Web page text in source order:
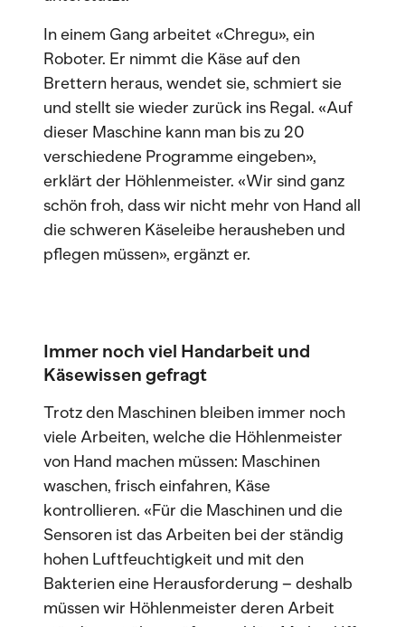
In einem Gang arbeitet «Chregu», ein
Roboter. Er nimmt die Käse auf den
Brettern heraus, wendet sie, schmiert sie
und stellt sie wieder zurück ins Regal. «Auf
dieser Maschine kann man bis zu 20
verschiedene Programme eingeben»,
erklärt der Höhlenmeister. «Wir sind ganz
schön froh, dass wir nicht mehr von Hand all
die schweren Käseleibe herausheben und
pflegen müssen», ergänzt er.
Immer noch viel Handarbeit und
Käsewissen gefragt
Trotz den Maschinen bleiben immer noch
viele Arbeiten, welche die Höhlenmeister
von Hand machen müssen: Maschinen
waschen, frisch einfahren, Käse
kontrollieren. «Für die Maschinen und die
Sensoren ist das Arbeiten bei der ständig
hohen Luftfeuchtigkeit und mit den
Bakterien eine Herausforderung – deshalb
müssen wir Höhlenmeister deren Arbeit